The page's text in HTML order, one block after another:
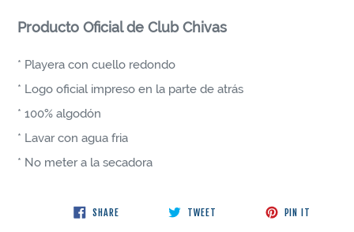
Producto Oficial de Club Chivas
* Playera con cuello redondo
* Logo oficial impreso en la parte de atrás
* 100% algodón
* Lavar con agua fria
* No meter a la secadora
SHARESHARE ON FACEBOOK
TWEET TWEET ON TWITTERPIN IT